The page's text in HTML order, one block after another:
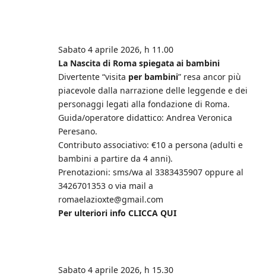
Sabato 4 aprile 2026, h 11.00
La Nascita di Roma spiegata ai bambini
Divertente “visita per bambini” resa ancor più
piacevole dalla narrazione delle leggende e dei
personaggi legati alla fondazione di Roma.
Guida/operatore didattico: Andrea Veronica
Peresano.
Contributo associativo: €10 a persona (adulti e
bambini a partire da 4 anni).
Prenotazioni: sms/wa al 3383435907 oppure al
3426701353 o via mail a
romaelazioxte@gmail.com
Per ulteriori info CLICCA QUI
Sabato 4 aprile 2026, h 15.30